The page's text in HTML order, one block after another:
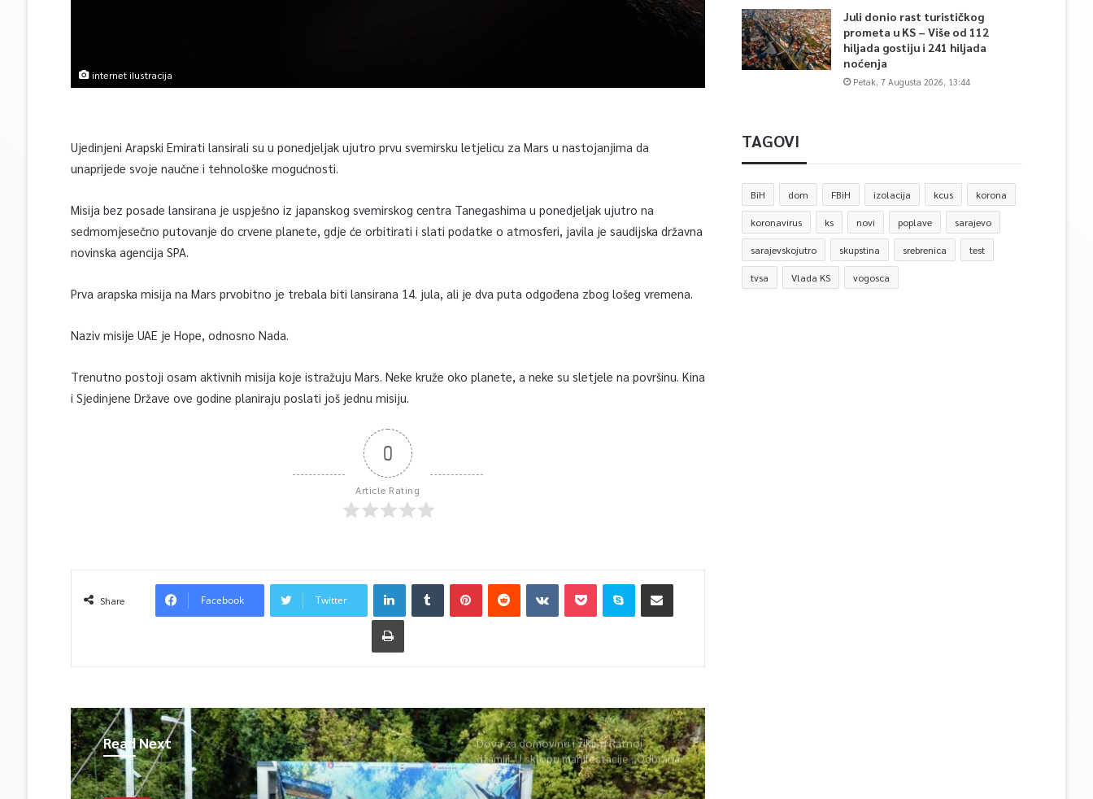
internet iIustracija
Ujedinjeni Arapski Emirati lansirali su u ponedjeljak ujutro prvu svemirsku letjelicu za Mars u nastojanjima da
unaprijede svoje naučne i tehnološke mogućnosti.
Misija bez posade lansirana je uspješno iz japanskog svemirskog centra Tanegashima u ponedjeljak ujutro na
sedmomjesečno putovanje do crvene planete, gdje će orbitirati i slati podatke o atmosferi, javila je saudijska državna
novinska agencija SPA.
Prva arapska misija na Mars prvobitno je trebala biti lansirana 14. jula, ali je dva puta odgođena zbog lošeg vremena.
Naziv misije UAE je Hope, odnosno Nada.
Trenutno postoji osam aktivnih misija koje istražuju Mars. Neke kruže oko planete, a neke su sletjele na površinu. Kina
i Sjedinjene Države ove godine planiraju poslati još jednu misiju.
0
Article Rating
Share Facebook Twitter
Read Next
Dova za domovinu i zikir u Ratnoj
džamiji: U sklopu manifestacije „Odbrana
BiH – Igman 2026“ odana počast
herojima
Juli donio rast turističkog
prometa u KS – Više od 112
hiljada gostiju i 241 hiljada
noćenja
Petak, 7 Augusta 2026, 13:44
TAGOVI
BiH dom FBiH izolacija kcus korona
koronavirus ks novi poplave sarajevo
sarajevskojutro skupstina srebrenica test
tvsa Vlada KS vogosca